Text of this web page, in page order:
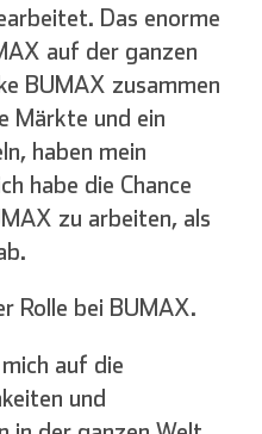
Das enorme
auf der ganzen
BUMAX zusammen
Märkte und ein
haben mein
habe die Chance
zu arbeiten, als
Rolle bei BUMAX.
auf die
und